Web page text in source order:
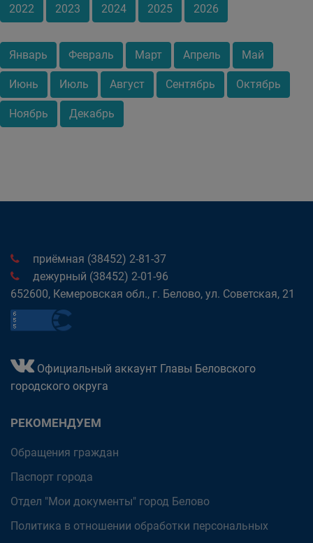
2022 2023 2024 2025 2026
Январь Февраль Март Апрель Май
Июнь Июль Август Сентябрь Октябрь
Ноябрь Декабрь
приёмная (38452) 2-81-37
дежурный (38452) 2-01-96
652600, Кемеровская обл., г. Белово, ул. Советская, 21
Официальный аккаунт Главы Беловского
городского округа
РЕКОМЕНДУЕМ
Обращения граждан
Паспорт города
Отдел "Мои документы" город Белово
Политика в отношении обработки персональных